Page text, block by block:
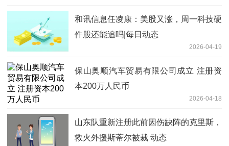
和讯信息任凌康：美股又涨，周一科技硬
件股还能追吗|每日动态
2026-04-19
保山奥顺汽车贸易有限公司成立 注册资
本200万人民币
2026-04-18
山东队重新注册此前因伤缺阵的克里斯，
救火外援斯蒂尔被裁 动态